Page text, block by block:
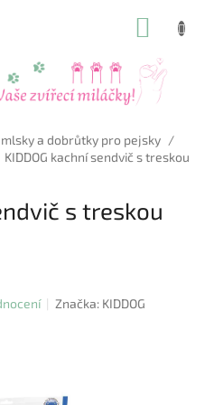
a dobrůtky pro pejsky /
KIDDOG kachní sendvič s treskou
s treskou
Značka: KIDDOG